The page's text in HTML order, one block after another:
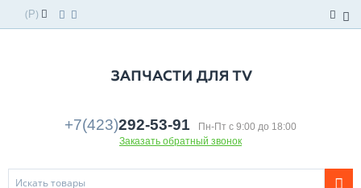
( Р)
+7(423)292-53-91
Пн-Пт с 9:00 до 18:00
Заказать обратный звонок